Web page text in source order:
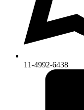
11-4992-6438